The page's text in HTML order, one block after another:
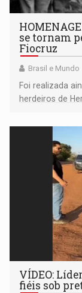
se tornam
Fiocruz
Brasil e Mundo
Foi realizada
herdeiros de
VÍDEO:
fiéis sob